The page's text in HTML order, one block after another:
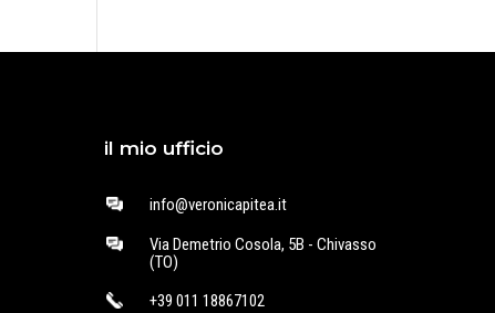
il mio ufficio
info@veronicapitea.it
Via Demetrio Cosola, 5B - Chivasso
(TO)
+39 011 18867102